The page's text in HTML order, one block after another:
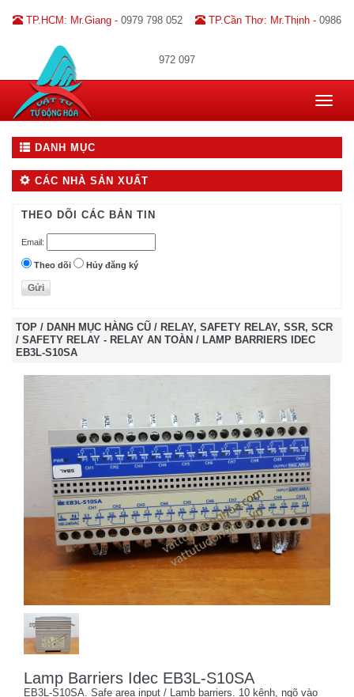
TP.HCM: Mr.Giang - 0979 798 052 TP.Cần Thơ: Mr.Thịnh - 0986
972 097
Toggle
DANH MỤC
CÁC NHÀ SẢN XUẤT
THEO DÕI CÁC BẢN TIN
Email:
Theo dõi Hủy đăng ký
TOP / DANH MỤC HÀNG CŨ / RELAY, SAFETY RELAY, SSR, SCR
/ SAFETY RELAY - RELAY AN TOÀN / LAMP BARRIERS IDEC
EB3L-S10SA
Lamp Barriers Idec EB3L-S10SA
EB3L-S10SA. Safe area input / Lamb barriers. 10 kênh, ngõ vào